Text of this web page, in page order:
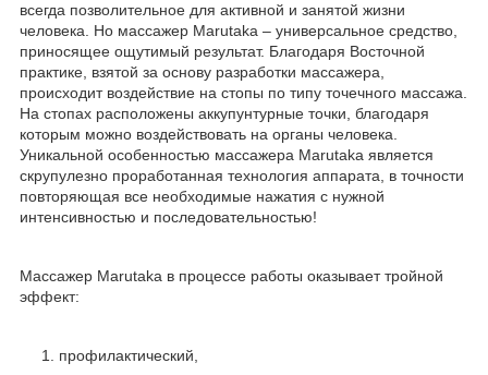
всегда позволительное для активной и занятой жизни
человека. Но массажер Marutaka – универсальное средство,
приносящее ощутимый результат. Благодаря Восточной
практике, взятой за основу разработки массажера,
происходит воздействие на стопы по типу точечного массажа.
На стопах расположены аккупунтурные точки, благодаря
которым можно воздействовать на органы человека.
Уникальной особенностью массажера Marutaka является
скрупулезно проработанная технология аппарата, в точности
повторяющая все необходимые нажатия с нужной
интенсивностью и последовательностью!
Массажер Marutaka в процессе работы оказывает тройной
эффект:
профилактический,